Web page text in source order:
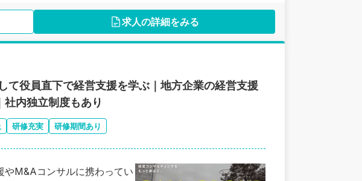
求人の詳細をみる
て役員直下で経営支援を学ぶ｜地方企業の経営支援
内独立制度もあり
研修充実 研修期間あり
やМ&Aコンサルに携わってい